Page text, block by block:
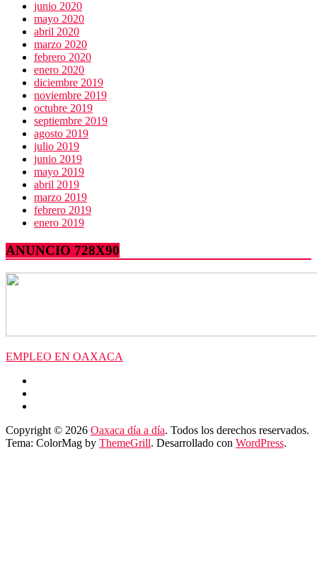
junio 2020
mayo 2020
abril 2020
marzo 2020
febrero 2020
enero 2020
diciembre 2019
noviembre 2019
octubre 2019
septiembre 2019
agosto 2019
julio 2019
junio 2019
mayo 2019
abril 2019
marzo 2019
febrero 2019
enero 2019
ANUNCIO 728X90
EMPLEO EN OAXACA
Copyright © 2026 Oaxaca día a día. Todos los derechos reservados.
Tema: ColorMag by ThemeGrill. Desarrollado con WordPress.